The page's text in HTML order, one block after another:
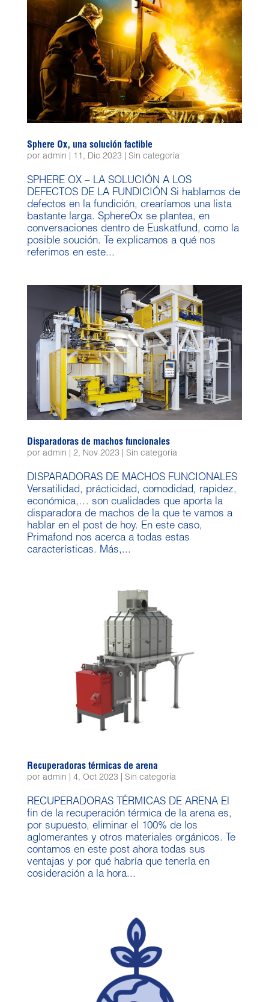
Sphere Ox, una solución factible
por admin 11, Dic 2023 Sin categoría
SPHERE OX – LA SOLUCIÓN A LOS
DEFECTOS DE LA FUNDICIÓN Si hablamos de
defectos en la fundición, crearíamos una lista
bastante larga. SphereOx se plantea, en
conversaciones dentro de Euskatfund, como la
posible soución. Te explicamos a qué nos
referimos en este...
Disparadoras de machos funcionales
por admin 2, Nov 2023 Sin categoría
DISPARADORAS DE MACHOS FUNCIONALES
Versatilidad, prácticidad, comodidad, rapidez,
económica,… son cualidades que aporta la
disparadora de machos de la que te vamos a
hablar en el post de hoy. En este caso,
Primafond nos acerca a todas estas
características. Más,...
Recuperadoras térmicas de arena
por admin 4, Oct 2023 Sin categoría
RECUPERADORAS TÉRMICAS DE ARENA El
fin de la recuperación térmica de la arena es,
por supuesto, eliminar el 100% de los
aglomerantes y otros materiales orgánicos. Te
contamos en este post ahora todas sus
ventajas y por qué habría que tenerla en
cosideración a la hora...